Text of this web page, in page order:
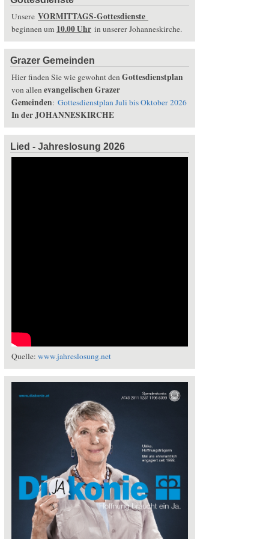
Unsere VORMITTAGS-Gottesdienste
beginnen um 10.00 Uhr in unserer Johanneskirche.
Grazer Gemeinden
Hier finden Sie wie gewohnt denGottesdienstplan
von allenevangelischen Grazer
Gemeinden: Gottesdienstplan Juli bis Oktober 2026
In der JOHANNESKIRCHE
Lied - Jahreslosung 2026
Quelle: www.jahreslosung.net